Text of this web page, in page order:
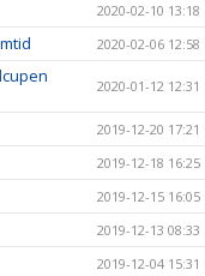
2020-02-10 13:18
2020-02-06 12:58
2020-01-12 12:31
2019-12-20 17:21
2019-12-18 16:25
2019-12-15 16:05
2019-12-13 08:33
2019-12-04 15:31